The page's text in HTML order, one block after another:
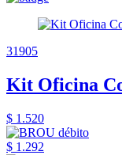
31905
Kit Oficina
$ 1.520
$ 1.292